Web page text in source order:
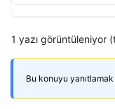
1 yazı görüntüleniyor
Bu konuyu yanıtlamak